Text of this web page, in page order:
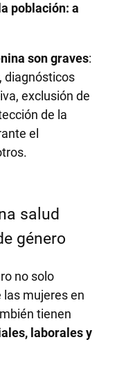
población: a
son graves:
diagnósticos
exclusión de
de la
el
salud
género
no solo
las mujeres en
tienen
laborales y